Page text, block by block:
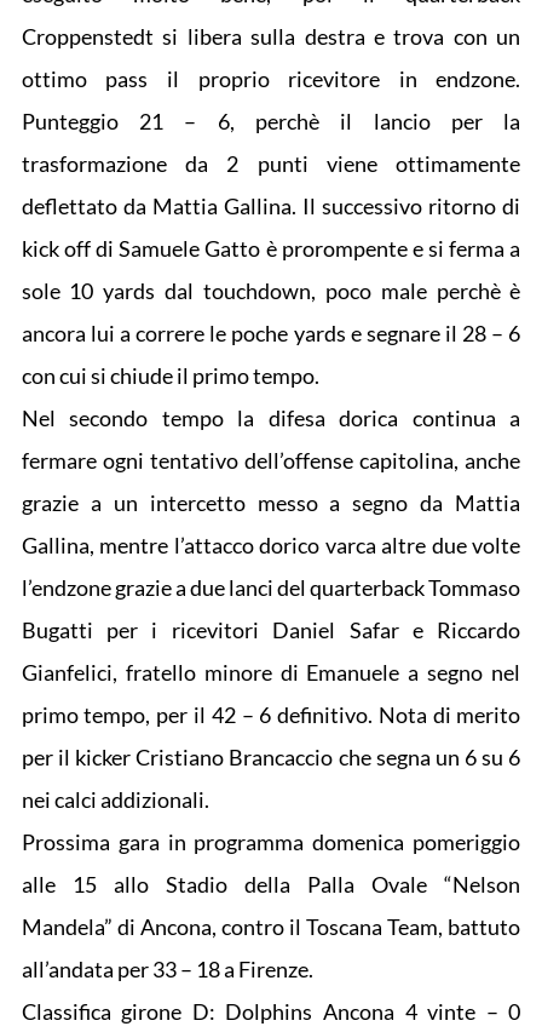
Croppenstedt si libera sulla destra e trova con un
ottimo pass il proprio ricevitore in endzone.
Punteggio 21 – 6, perchè il lancio per la
trasformazione da 2 punti viene ottimamente
deflettato da Mattia Gallina. Il successivo ritorno di
kick off di Samuele Gatto è prorompente e si ferma a
sole 10 yards dal touchdown, poco male perchè è
ancora lui a correre le poche yards e segnare il 28 – 6
con cui si chiude il primo tempo.
Nel secondo tempo la difesa dorica continua a
fermare ogni tentativo dell’offense capitolina, anche
grazie a un intercetto messo a segno da Mattia
Gallina, mentre l’attacco dorico varca altre due volte
l’endzone grazie a due lanci del quarterback Tommaso
Bugatti per i ricevitori Daniel Safar e Riccardo
Gianfelici, fratello minore di Emanuele a segno nel
primo tempo, per il 42 – 6 definitivo. Nota di merito
per il kicker Cristiano Brancaccio che segna un 6 su 6
nei calci addizionali.
Prossima gara in programma domenica pomeriggio
alle 15 allo Stadio della Palla Ovale “Nelson
Mandela” di Ancona, contro il Toscana Team, battuto
all’andata per 33 – 18 a Firenze.
Classifica girone D: Dolphins Ancona 4 vinte – 0